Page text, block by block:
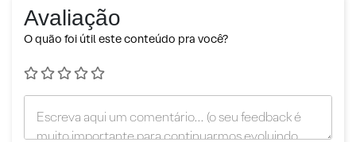
Avaliação
O quão foi útil este conteúdo pra você?